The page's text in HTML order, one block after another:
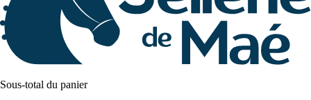
Sous-total du panier